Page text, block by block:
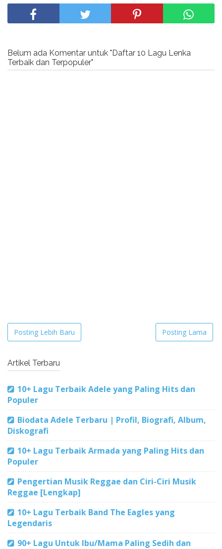
Belum ada Komentar untuk "Daftar 10 Lagu Lenka
Terbaik dan Terpopuler"
Posting Lebih Baru Posting Lama
Artikel Terbaru
10+ Lagu Terbaik Adele yang Paling Hits dan
Populer
Biodata Adele Terbaru | Profil, Biografi, Album,
Diskografi
10+ Lagu Terbaik Armada yang Paling Hits dan
Populer
Pengertian Musik Reggae dan Ciri-Ciri Musik
Reggae [Lengkap]
10+ Lagu Terbaik Band The Eagles yang
Legendaris
90+ Lagu Untuk Ibu/Mama Paling Sedih dan